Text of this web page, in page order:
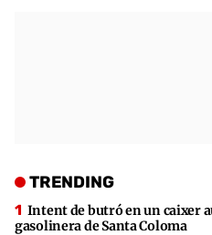
TRENDING
Intent de butró en un caixer
gasolinera de Santa Coloma